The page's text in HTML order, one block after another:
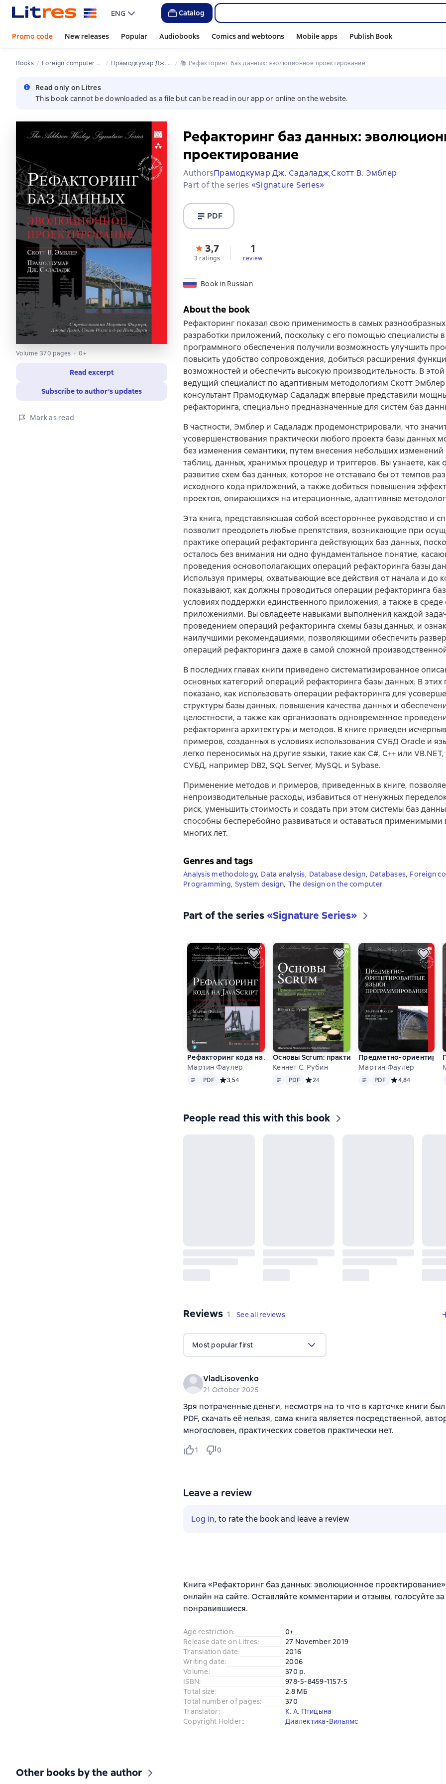
ENG Catalog
Promo code New releases Popular Audiobooks Comics and webtoons Mobile apps Publish Book
Books Foreign computer books Прамодкумар Дж. Садаладж 📚 Рефакторинг баз данных: эволюционное проектирование
Read only on Litres
This book cannot be downloaded as a file but can be read in our app or online on the website.
Volume 370 pages 0+
Read excerpt
Subscribe to author’s updates
Mark as read
Рефакторинг баз данных:
проектирование
AuthorsПрамодкумар Дж. Садаладж,Скотт В. Эмблер
Part of the series «Signature Series»
PDF
3,7
3 ratings
1
review
Book in Russian
About the book
Рефакторинг показал свою применимость в самых
разработки приложений, поскольку с его помощью специалисты
программного обеспечения получили возможность улучшить
повысить удобство сопровождения, добиться расширения
возможностей и обеспечить высокую производительность. В этой
ведущий специалист по адаптивным методологиям Скотт Эмблер
консультант Прамодкумар Садаладж впервые представили
рефакторинга, специально предназначенные для систем баз
В частности, Эмблер и Садаладж продемонстрировали, что
усовершенствования практически любого проекта базы данных
без изменения семантики, путем внесения небольших изменений
таблиц, данных, хранимых процедур и триггеров. Вы узнаете, как
развитие схем баз данных, которое не отставало бы от темпов
исходного кода приложений, а также добиться повышения
проектов, опирающихся на итерационные, адаптивные
Эта книга, представляющая собой всестороннее руководство и
позволит преодолеть любые препятствия, возникающие при
практике операций рефакторинга действующих баз данных,
осталось без внимания ни одно фундаментальное понятие,
проведения основополагающих операций рефакторинга базы
Используя примеры, охватывающие все действия от начала и до
показывают, как должны проводиться операции рефакторинга
условиях поддержки единственного приложения, а также в среде
приложениями. Вы овладеете навыками выполнения каждой
проведением операций рефакторинга схемы базы данных, и
наилучшими рекомендациями, позволяющими обеспечить
операций рефакторинга даже в самой сложной
В последних главах книги приведено систематизированное
основных категорий операций рефакторинга базы данных. В этих
показано, как использовать операции рефакторинга для
структуры базы данных, повышения качества данных и
целостности, а также как организовать одновременное
рефакторинга архитектуры и методов. В книге приведен
примеров, созданных в условиях использования СУБД Oracle и
легко переносимых на другие языки, такие как C#, C++ или
СУБД, например DB2, SQL Server, MySQL и Sybase.
Применение методов и примеров, приведенных в книге,
непроизводительные расходы, избавиться от ненужных
риск, уменьшить стоимость и создать при этом системы баз
способны бесперебойно развиваться и оставаться применимыми
многих лет.
Genres and tags
Analysis methodology, Data analysis, Database design, Databases, Foreign
Programming, System design, The design on the computer
Part of the series«Signature Series»
Рефакторинг кода на JavaScript: улучшение проекта существующего
Мартин Фаулер
Text PDF
PDF Средний рейтинг 3,5 на основе 4 оценок
3,54
Основы Scrum: практическое руководство по
Кеннет С. Рубин
Text PDF
PDF Средний рейтинг 2 на основе 4 оценок
24
Предметно-
Мартин Фаулер
Text PDF
PDF Средний рейтинг
4,84
People read this with this book
Reviews 1 review
1 See all reviews
Most popular first
VladLisovenko
21 October 2025
Зря потраченные деньги, несмотря на то что в карточке книги
PDF, скачать её нельзя, сама книга является посредственной,
многословен, практических советов практически нет.
1 0
Leave a review
Log in, to rate the book and leave a review
Книга «Рефакторинг баз данных: эволюционное
онлайн на сайте. Оставляйте комментарии и отзывы, голосуйте за
понравившиеся.
Age restriction:
0+
Release date on Litres:
27 November 2019
Translation date:
2016
Writing date:
2006
Volume:
370 p.
ISBN:
978-5-8459-1157-5
Total size:
2.8 МБ
Total number of pages:
370
Translator:
К. А. Птицына
Copyright Holder:: Диалектика-Вильямс
Other books by the author